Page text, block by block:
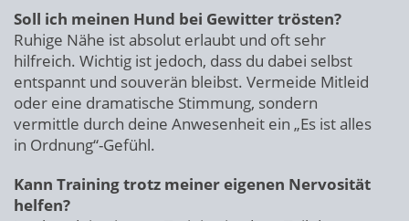
Soll ich meinen Hund bei Gewitter trösten?
Ruhige Nähe ist absolut erlaubt und oft sehr
hilfreich. Wichtig ist jedoch, dass du dabei selbst
entspannt und souverän bleibst. Vermeide Mitleid
oder eine dramatische Stimmung, sondern
vermittle durch deine Anwesenheit ein „Es ist alles
in Ordnung“-Gefühl.
Kann Training trotz meiner eigenen Nervosität
helfen?